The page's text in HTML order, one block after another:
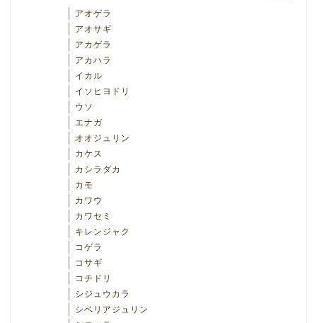
アオゲラ
アオサギ
アカゲラ
アカハラ
イカル
イソヒヨドリ
ウソ
エナガ
オオジュリン
カケス
カシラダカ
カモ
カワウ
カワセミ
キレンジャク
コゲラ
コサギ
コチドリ
シジュウカラ
シベリアジュリン